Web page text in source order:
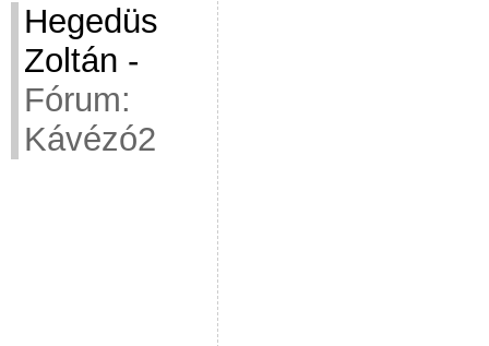
Hegedüs
Zoltán -
Fórum:
Kávézó2